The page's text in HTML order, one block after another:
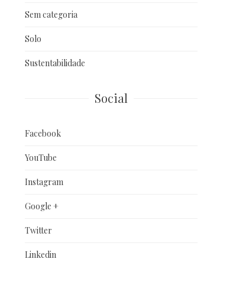
Sem categoria
Solo
Sustentabilidade
Social
Facebook
YouTube
Instagram
Google +
Twitter
Linkedin